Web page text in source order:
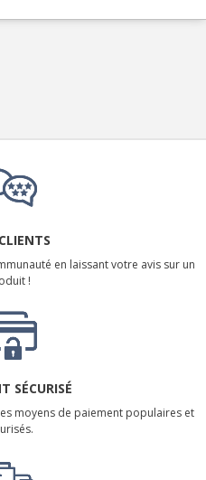
en laissant votre avis sur un
!
SÉCURISÉ
moyens de paiement populaires et